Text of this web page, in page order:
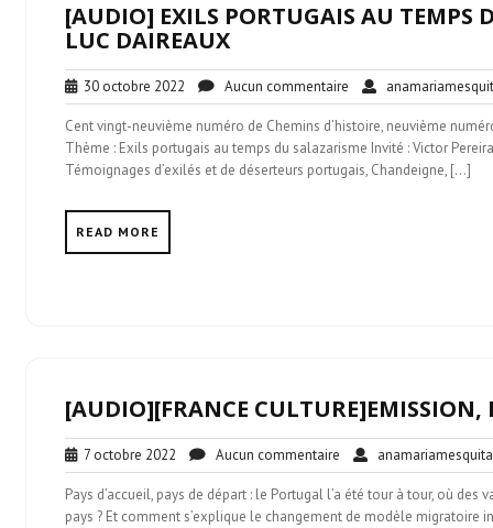
[AUDIO] EXILS PORTUGAIS AU TEMPS
LUC DAIREAUX
30 octobre 2022 30
octobre
2022
Aucun commentaire Aucun
commentaire
Cent vingt-neuvième numéro de Chemins d’histoire, neuvième
Thème : Exils portugais au temps du salazarisme Invité : Victor
Témoignages d’exilés et de déserteurs portugais, Chandeigne, […]
READ MORE
[AUDIO][FRANCE CULTURE]EMISSION,
7 octobre 2022
octobre
2022
Aucun commentaire Aucun
commentaire
anamariamesquita
Pays d’accueil, pays de départ : le Portugal l’a été tour à tour, où
pays ? Et comment s’explique le changement de modèle migratoire